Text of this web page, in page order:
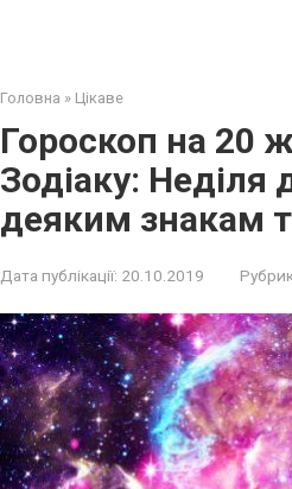
Головна » Цікаве
Гороскоп на 20
Зодіаку:
дeяким знaкам
Дата публікації: 20.10.2019